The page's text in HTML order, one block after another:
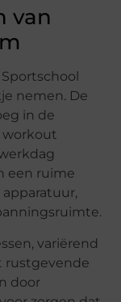
van
nemen. De
in de
workout
een ruime
variërend
rustgevende
door